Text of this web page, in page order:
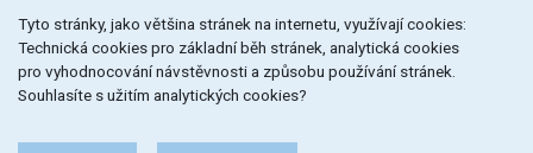
na
menu
na
obsah
na
patičku
stránky
Tyto stránky, jako většina stránek na internetu, využívají cookies:
Technická cookies pro základní běh stránek, analytická cookies
pro vyhodnocování návstěvnosti a způsobu používání stránek.
Souhlasíte s užitím analytických cookies?